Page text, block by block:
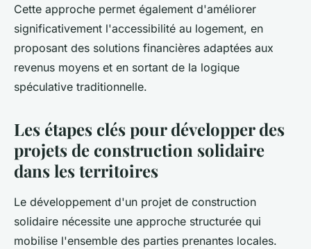
Cette approche permet également d'améliorer
significativement l'accessibilité au logement, en
proposant des solutions financières adaptées aux
revenus moyens et en sortant de la logique
spéculative traditionnelle.
Les étapes clés pour développer des
projets de construction solidaire
dans les territoires
Le développement d'un projet de construction
solidaire nécessite une approche structurée qui
mobilise l'ensemble des parties prenantes locales.